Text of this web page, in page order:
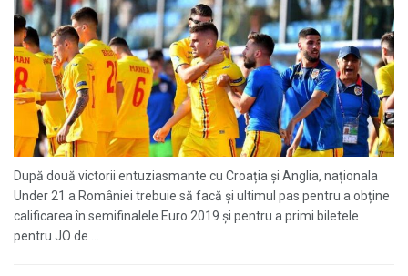
După două victorii entuziasmante cu Croația și Anglia, naționala
Under 21 a României trebuie să facă și ultimul pas pentru a obține
calificarea în semifinalele Euro 2019 și pentru a primi biletele
pentru JO de ...